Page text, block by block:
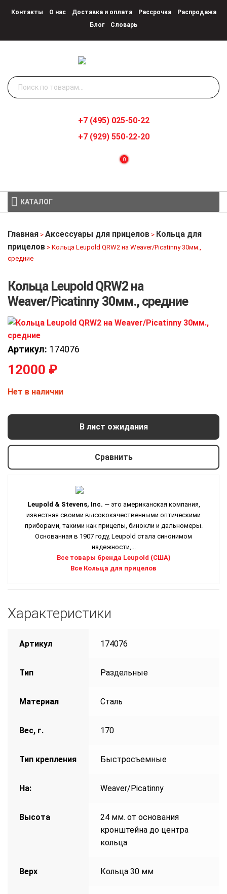
Контакты О нас Доставка и оплата Рассрочка
Распродажа
Блог
Словарь
Искать:
0
+7 (495) 025-50-22
+7 (929) 550-22-20
КАТАЛОГ
Главная > Аксессуары для прицелов > Кольца для
прицелов > Кольца Leupold QRW2 на Weaver/Picatinny 30мм.,
средние
Кольца Leupold QRW2 на
Weaver/Picatinny 30мм., средние
Артикул: 174076
12000 ₽
Нет в наличии
В лист ожидания
Сравнить
Leupold & Stevens, Inc. — это американская компания,
известная своими высококачественными оптическими
приборами, такими как прицелы, бинокли и дальномеры.
Основанная в 1907 году, Leupold стала синонимом
надежности,...
Все товары бренда Leupold (США)
Все Кольца для прицелов
Характеристики
Артикул 174076
Тип Раздельные
Материал Сталь
Вес, г. 170
Тип крепления Быстросъемные
На: Weaver/Picatinny
Высота
24 мм. от основания
кронштейна до центра
кольца
Верх Кольца 30 мм